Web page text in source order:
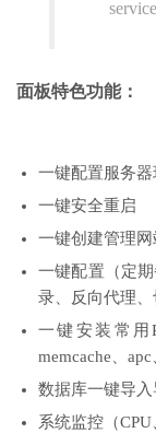
面板特色功能：
一键配置服务器
一键安全重启
一键创建管理
一键配置（定
录、反向代理、
一键安装常用
memcache、
数据库一键导入
系统监控（